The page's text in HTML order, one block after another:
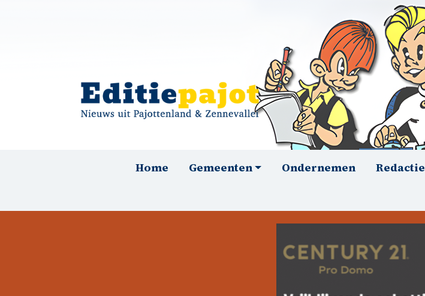
HoofdnavigatieHome Gemeenten Ondernemen Redactie